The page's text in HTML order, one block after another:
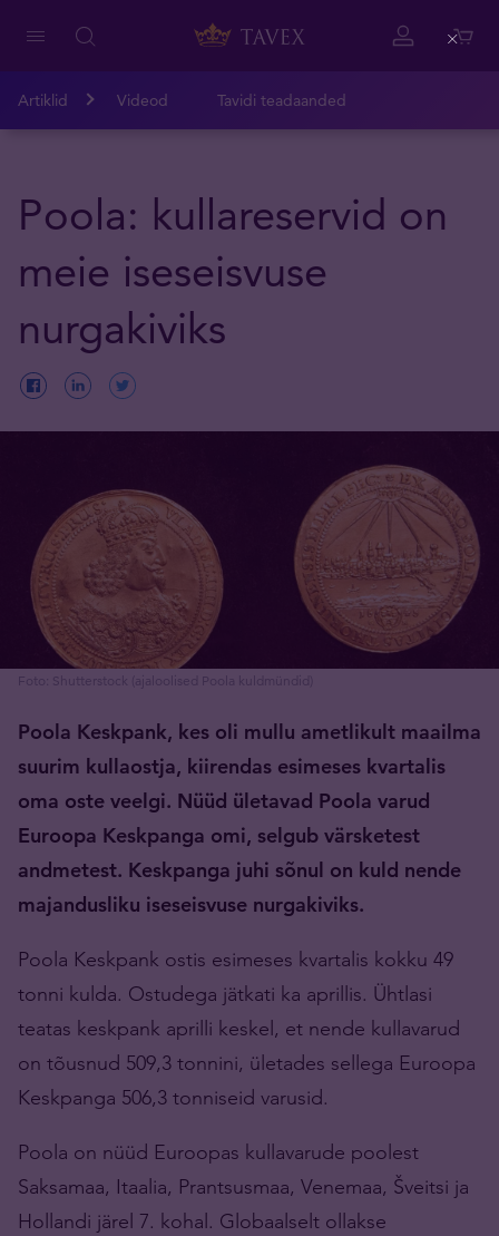
Artiklid Videod Tavidi teadaanded
Poola: kullareservid on
meie iseseisvuse
nurgakiviks
Foto: Shutterstock (ajaloolised Poola kuldmündid)
Poola Keskpank, kes oli mullu ametlikult maailma
suurim kullaostja, kiirendas esimeses kvartalis
oma oste veelgi. Nüüd ületavad Poola varud
Euroopa Keskpanga omi, selgub värsketest
andmetest. Keskpanga juhi sõnul on kuld nende
majandusliku iseseisvuse nurgakiviks.
Poola Keskpank ostis esimeses kvartalis kokku 49
tonni kulda. Ostudega jätkati ka aprillis. Ühtlasi
teatas keskpank aprilli keskel, et nende kullavarud
on tõusnud 509,3 tonnini, ületades sellega Euroopa
Keskpanga 506,3 tonniseid varusid.
Poola on nüüd Euroopas kullavarude poolest
Saksamaa, Itaalia, Prantsusmaa, Venemaa, Šveitsi ja
Hollandi järel 7. kohal. Globaalselt ollakse
Close